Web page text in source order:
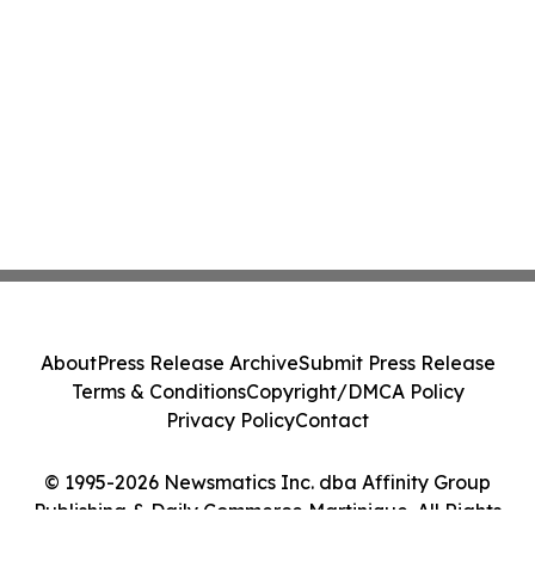
© 1995-2026 Newsmatics Inc. dba Affinity Group
Publishing & Daily Commerce Martinique. All Rights
AboutPress Release ArchiveSubmit Press Release
Terms & ConditionsCopyright/DMCA Policy
Privacy PolicyContact